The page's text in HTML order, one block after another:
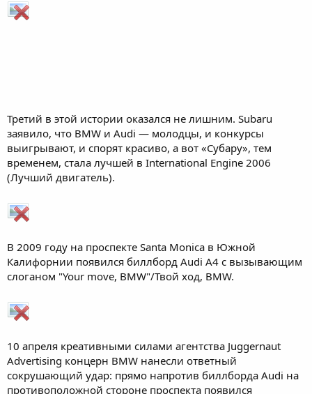
Третий в этой истории оказался не лишним. Subaru
заявило, что BMW и Audi — молодцы, и конкурсы
выигрывают, и спорят красиво, а вот «Субару», тем
временем, стала лучшей в International Engine 2006
(Лучший двигатель).
В 2009 году на проспекте Santa Monica в Южной
Калифорнии появился биллборд Audi A4 с вызывающим
слоганом "Your move, BMW"/Твой ход, BMW.
10 апреля креативными силами агентства Juggernaut
Advertising концерн BMW нанесли ответный
сокрушающий удар: прямо напротив биллборда Audi на
противоположной стороне проспекта появился